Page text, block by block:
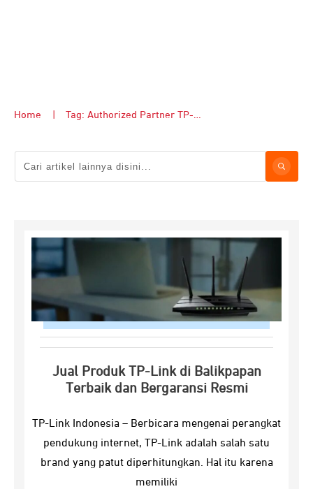
Home Tag: Authorized Partner TP-Link Balikpapan
Jual Produk TP-Link di Balikpapan
Terbaik dan Bergaransi Resmi
TP-Link Indonesia – Berbicara mengenai perangkat
pendukung internet, TP-Link adalah salah satu
brand yang patut diperhitungkan. Hal itu karena
memiliki